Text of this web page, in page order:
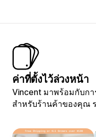
ค่าที่ตั้งไว้ล่วงหน้า
Vincent มาพร้อมกับกา
สำหรับร้านค้าของคุณ